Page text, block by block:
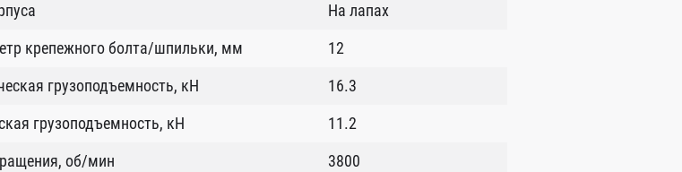
На лапах
крепежного болта/шпильки, мм
12
грузоподъемность, кН
16.3
грузоподъемность, кН
11.2
об/мин
3800